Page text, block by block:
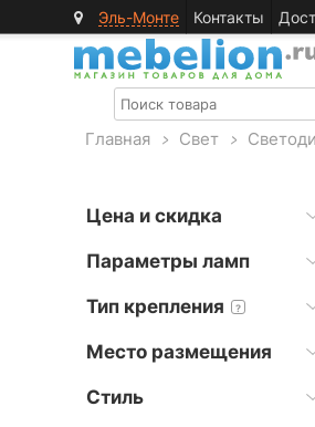
Эль-Монте Контакты
Главная > Свет >
Цена и скидка
Параметры ламп
Тип крепления ?
Место размещения
Стиль